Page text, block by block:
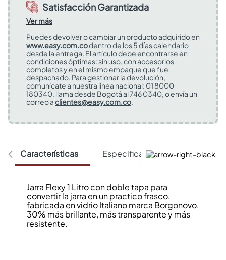
Satisfacción Garantizada
Ver más
Puedes devolver o cambiar un producto adquirido en
www.easy.com.codentro de los 5 días calendario
desde la entrega. El artículo debe encontrarse en
condiciones óptimas: sin uso, con accesorios
completos y en el mismo empaque que fue
despachado. Para gestionar la devolución,
comunícate a nuestra línea nacional: 01 8000
180340, llama desde Bogotá al 746 0340, o envía un
correo aclientes@easy.com.co.
Características Especificaciones Técnicas
Jarra Flexy 1 Litro con doble tapa para
convertir la jarra en un practico frasco,
fabricada en vidrio Italiano marca Borgonovo,
30% más brillante, más transparente y más
resistente.